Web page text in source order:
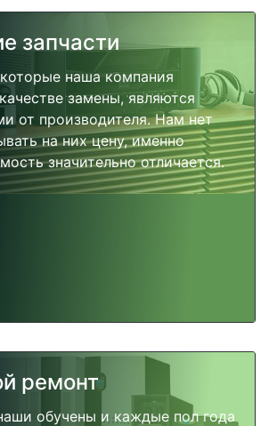
запчасти
наша компания
замены, являются
от производителя. Нам нет
на них цену, именно
значительно отличается.
ремонт
обучены и каждые пол года